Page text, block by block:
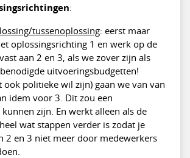
:
tussenoplossing: eerst maar
oplossingsrichting 1 en werk op de
aan 2 en 3, als we zover zijn als
uitvoeringsbudgetten!
ook politieke wil zijn) gaan we van van
idem voor 3. Dit zou een
zijn. En werkt alleen als de
wat stappen verder is zodat je
2 en 3 niet meer door medewerkers